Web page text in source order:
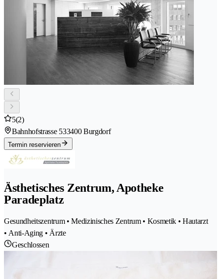
5(2)
Bahnhofstrasse 533400 Burgdorf
Termin reservieren
Ästhetisches Zentrum, Apotheke
Paradeplatz
Gesundheitszentrum • Medizinisches Zentrum • Kosmetik • Hautarzt
• Anti-Aging • Ärzte
Geschlossen